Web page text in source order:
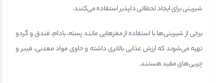
شیرینی برای ایجاد لحظاتی دلپذیر استفاده می‌کنند.
برخی از شیرینی‌ها با استفاده از مغزهایی مانند پسته، بادام، فندق و گردو
تهیه می‌شوند که ارزش غذایی بالاتری داشته و حاوی مواد معدنی، فیبر و
چربی‌های مفید هستند.